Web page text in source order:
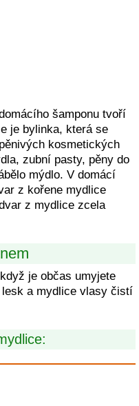
šamponu tvoří
je bylinka, která se
kosmetických
zubní pasty, pěny do
mýdlo. V domácí
z kořene mydlice
z mydlice zcela
je občas umyjete
a mydlice vlasy čistí